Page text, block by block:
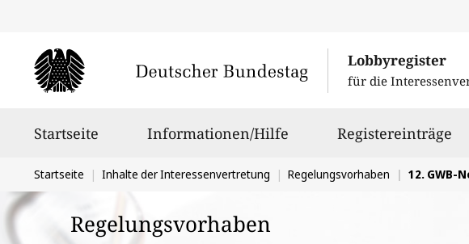
Lobbyregister
für die
Startseite Informationen/Hilfe Registereinträge
Sie
befinden
sich
Startseite Inhalte der Interessenvertretung Regelungsvorhaben 12. GWB-Novelle:
Regelungsvorhaben